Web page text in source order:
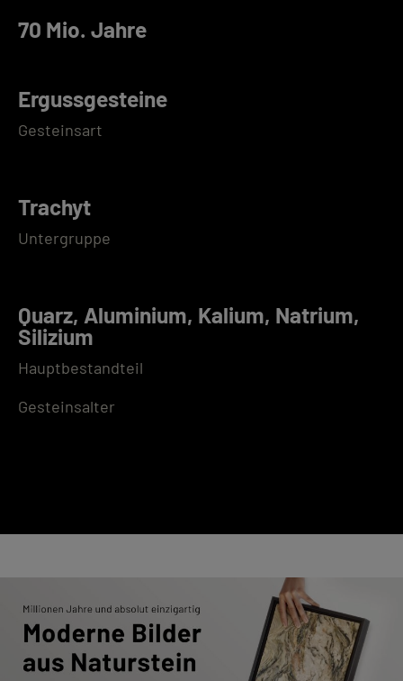
70 Mio. Jahre
Gesteinsalter
Ergussgesteine
Gesteinsart
Trachyt
Untergruppe
Quarz, Aluminium, Kalium, Natrium,
Silizium
Hauptbestandteil